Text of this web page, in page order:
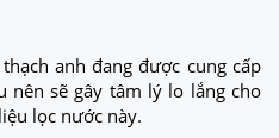
anh đang được cung cấp
nên sẽ gây tâm lý lo lắng cho
lọc nước này.